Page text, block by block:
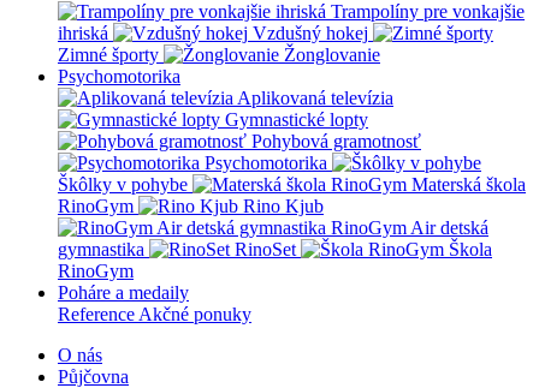
Trampolíny pre vonkajšie
ihriská
Vzdušný hokej
Zimné športy
Žonglovanie
Psychomotorika
Aplikovaná televízia
Gymnastické lopty
Pohybová gramotnosť
Psychomotorika
Škôlky v pohybe
Materská škola
RinoGym
Rino Kjub
RinoGym Air detská
gymnastika
RinoSet
Škola
RinoGym
Poháre a medaily
Reference Akčné ponuky
O nás
Půjčovna